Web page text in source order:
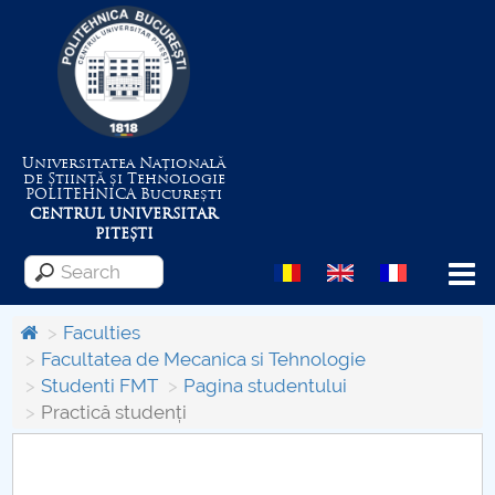
Universitatea Națională
de Știință și Tehnologie
POLITEHNICABucurești
CENTRUL UNIVERSITAR
PITEȘTI
Menu
About the University
Centrul de Management al Proiectelor
Faculties
Facultatea de Mecanica si Tehnologie
Studenti FMT
Pagina studentului
Practică studenți